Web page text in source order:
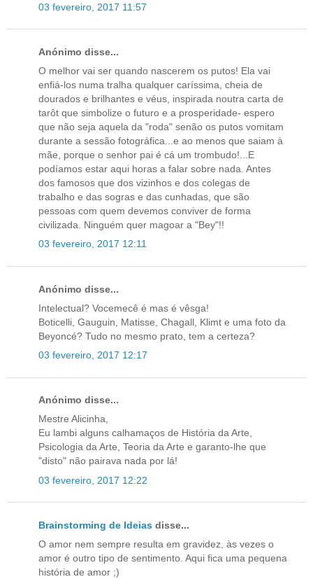
03 fevereiro, 2017 11:57
Anónimo disse...
O melhor vai ser quando nascerem os putos! Ela vai
enfiá-los numa tralha qualquer caríssima, cheia de
dourados e brilhantes e véus, inspirada noutra carta de
tarôt que simbolize o futuro e a prosperidade- espero
que não seja aquela da "roda" senão os putos vomitam
durante a sessão fotográfica...e ao menos que saiam à
mãe, porque o senhor pai é cá um trombudo!...E
podíamos estar aqui horas a falar sobre nada. Antes
dos famosos que dos vizinhos e dos colegas de
trabalho e das sogras e das cunhadas, que são
pessoas com quem devemos conviver de forma
civilizada. Ninguém quer magoar a "Bey"!!
03 fevereiro, 2017 12:11
Anónimo disse...
Intelectual? Vocemecê é mas é vêsga!
Boticelli, Gauguin, Matisse, Chagall, Klimt e uma foto da
Beyoncé? Tudo no mesmo prato, tem a certeza?
03 fevereiro, 2017 12:17
Anónimo disse...
Mestre Alicinha,
Eu lambi alguns calhamaços de História da Arte,
Psicologia da Arte, Teoria da Arte e garanto-lhe que
"disto" não pairava nada por lá!
03 fevereiro, 2017 12:22
Brainstorming de Ideias disse...
O amor nem sempre resulta em gravidez, às vezes o
amor é outro tipo de sentimento. Aqui fica uma pequena
história de amor ;)